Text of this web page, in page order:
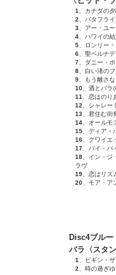
1
、カナダの
2 、バタフラ
3 、アー・ユ
4 、ハワイの
5 、ロンリー
6 、聖ベルナ
7 、ダニー・
8 、白い渚の
9 、もう離さ
10 、酒とバラ
11
、恋はのり
12 、シャレー
13 、君住む街
14 、オールモ
15 、ディア・
16 、クワイエ
17 、バイ・バ
18 、イン・ジ
ラヴ
19 、恋はリズ
20 、モア・
Disc4ブル
バラ〈スタ
1
、ビギン・
2 、時の過ぎ